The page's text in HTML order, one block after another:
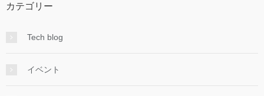
カテゴリー
Tech blog
イベント